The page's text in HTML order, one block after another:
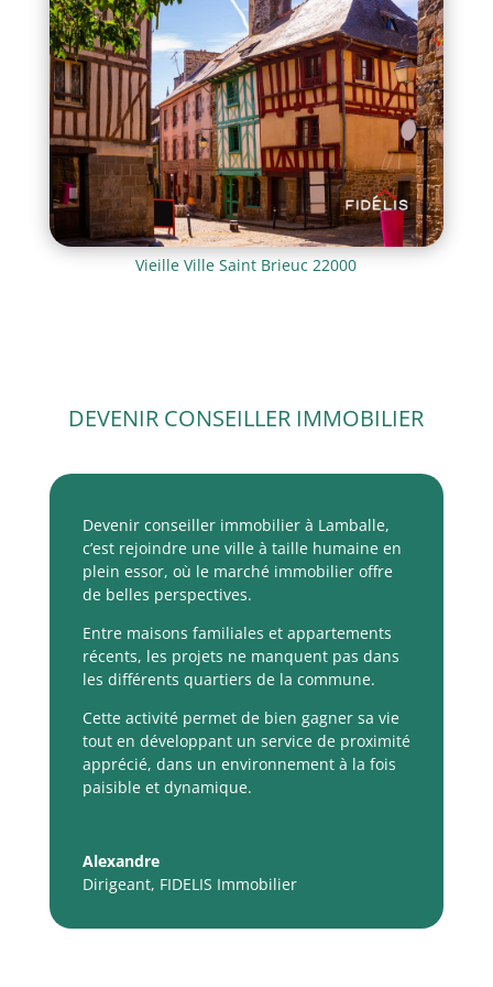
Vieille Ville Saint Brieuc 22000
DEVENIR CONSEILLER IMMOBILIER
Devenir conseiller immobilier à Lamballe,
c’est rejoindre une ville à taille humaine en
plein essor, où le marché immobilier offre
de belles perspectives.
Entre maisons familiales et appartements
récents, les projets ne manquent pas dans
les différents quartiers de la commune.
Cette activité permet de bien gagner sa vie
tout en développant un service de proximité
apprécié, dans un environnement à la fois
paisible et dynamique.
Alexandre
Dirigeant, FIDELIS Immobilier